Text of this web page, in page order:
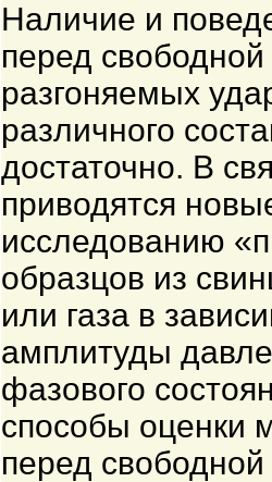
Наличие и
перед
разгоняемых
различного
достаточно. В
приводятся
исследованию
образцов из
или газа в
амплитуды
фазового
способы оценки
перед